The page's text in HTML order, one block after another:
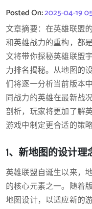
Posted On:2025-04-19
文章摘要：在英雄联盟
和英雄战力的重构，都
文将带你探秘英雄联盟
力排名揭秘。从地图的
们将逐一分析当前版本
同战力的英雄在最新战
剖析，玩家将更加了解
游戏中制定更合适的策
1、新地图的设计理
英雄联盟自诞生以来，
的核心元素之一。随着
地图设计，以适应新的